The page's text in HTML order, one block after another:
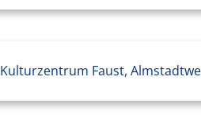
Kulturzentrum Faust,